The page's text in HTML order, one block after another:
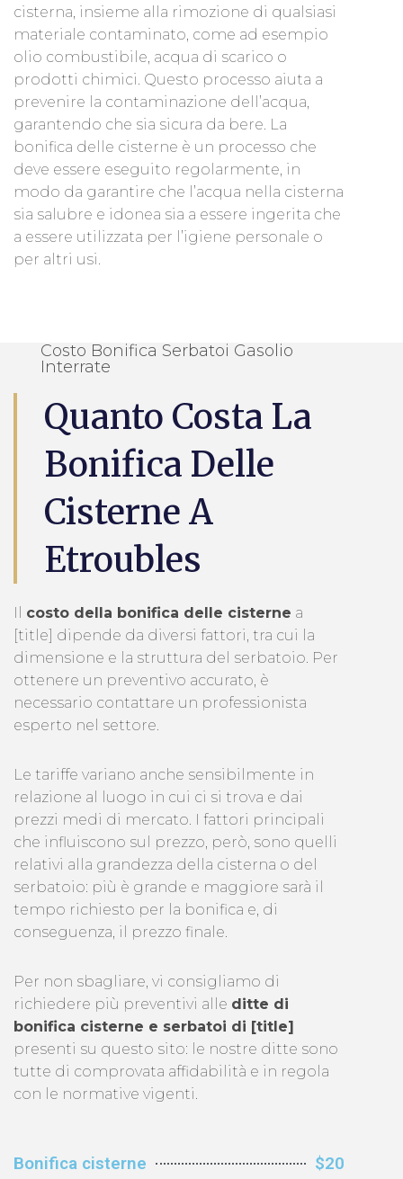
cisterna, insieme alla rimozione di qualsiasi
materiale contaminato, come ad esempio
olio combustibile, acqua di scarico o
prodotti chimici. Questo processo aiuta a
prevenire la contaminazione dell’acqua,
garantendo che sia sicura da bere. La
bonifica delle cisterne è un processo che
deve essere eseguito regolarmente, in
modo da garantire che l’acqua nella cisterna
sia salubre e idonea sia a essere ingerita che
a essere utilizzata per l’igiene personale o
per altri usi.
Costo Bonifica Serbatoi Gasolio
Interrate
Quanto Costa La
Bonifica Delle
Cisterne A
Etroubles
costo della bonifica delle cisterne a
[title] dipende da diversi fattori, tra cui la
dimensione e la struttura del serbatoio. Per
ottenere un preventivo accurato, è
necessario contattare un professionista
esperto nel settore.
Le tariffe variano anche sensibilmente in
relazione al luogo in cui ci si trova e dai
prezzi medi di mercato. I fattori principali
che influiscono sul prezzo, però, sono quelli
relativi alla grandezza della cisterna o del
serbatoio: più è grande e maggiore sarà il
tempo richiesto per la bonifica e, di
conseguenza, il prezzo finale.
Per non sbagliare, vi consigliamo di
richiedere più preventivi alle ditte di
bonifica cisterne e serbatoi di [title]
presenti su questo sito: le nostre ditte sono
tutte di comprovata affidabilità e in regola
con le normative vigenti.
Bonifica cisterne $20